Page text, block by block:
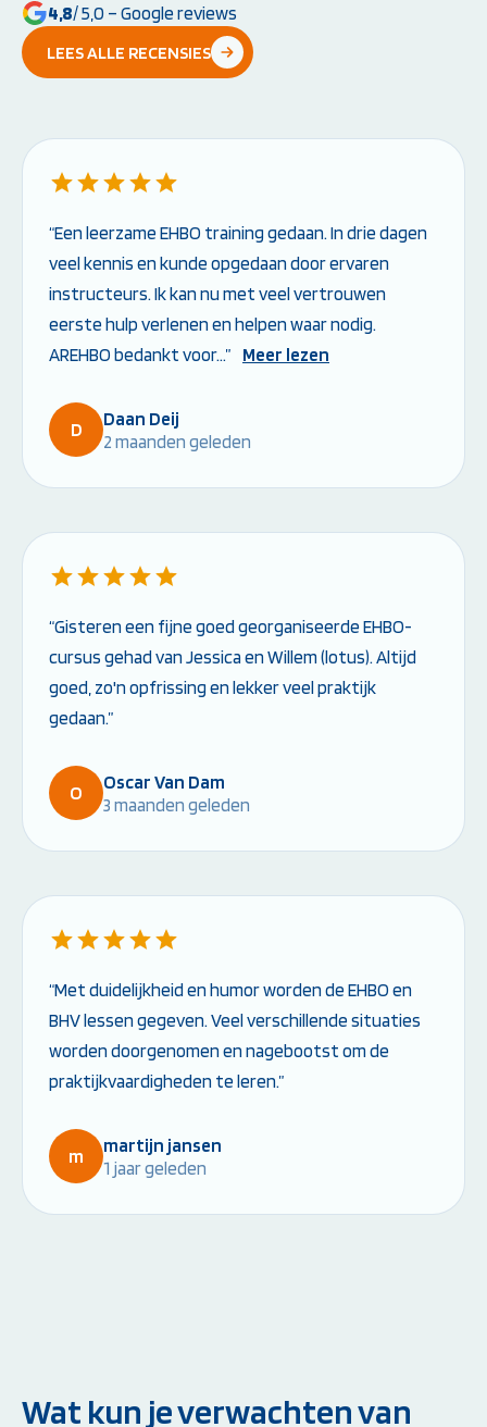
4,8/ 5,0 – Google reviews
LEES ALLE RECENSIES
“Een leerzame EHBO training gedaan. In drie dagen
veel kennis en kunde opgedaan door ervaren
instructeurs. Ik kan nu met veel vertrouwen
eerste hulp verlenen en helpen waar nodig.
AREHBO bedankt voor…” Meer lezen
D
Daan Deij
2 maanden geleden
“Gisteren een fijne goed georganiseerde EHBO-
cursus gehad van Jessica en Willem (lotus). Altijd
goed, zo'n opfrissing en lekker veel praktijk
gedaan.”
O
Oscar Van Dam
3 maanden geleden
“Met duidelijkheid en humor worden de EHBO en
BHV lessen gegeven. Veel verschillende situaties
worden doorgenomen en nagebootst om de
praktijkvaardigheden te leren.”
m
martijn jansen
1 jaar geleden
Wat kun je verwachten van